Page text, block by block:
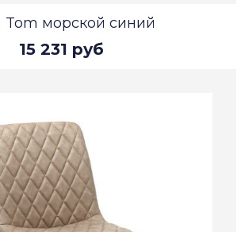
Tom морской синий
15 231 руб